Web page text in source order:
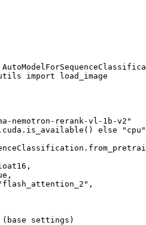
import load_image
nemotron-rerank-vl-1b-v2"
else "cpu"
(base settings)